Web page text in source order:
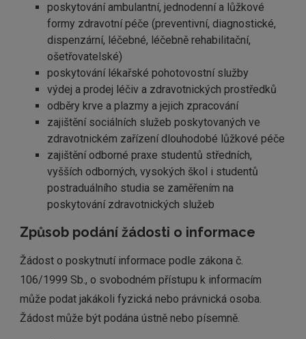
poskytování ambulantní, jednodenní a lůžkové
formy zdravotní péče (preventivní, diagnostické,
dispenzární, léčebné, léčebně rehabilitační,
ošetřovatelské)
poskytování lékařské pohotovostní služby
výdej a prodej léčiv a zdravotnických prostředků
odběry krve a plazmy a jejich zpracování
zajištění sociálních služeb poskytovaných ve
zdravotnickém zařízení dlouhodobé lůžkové péče
zajištění odborné praxe studentů středních,
vyšších odborných, vysokých škol i studentů
postraduálního studia se zaměřením na
poskytování zdravotnických služeb
Způsob podání žádosti o informace
Žádost o poskytnutí informace podle zákona č.
106/1999 Sb., o svobodném přístupu k informacím
může podat jakákoli fyzická nebo právnická osoba.
Žádost může být podána ústně nebo písemně.